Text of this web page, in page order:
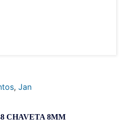
, Jan
CHAVETA 8MM